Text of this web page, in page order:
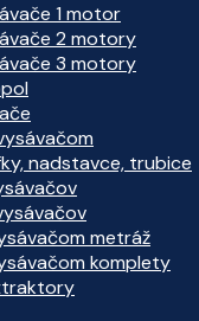
1 motor
2 motory
3 motory
nadstavce, trubice
metráž
komplety